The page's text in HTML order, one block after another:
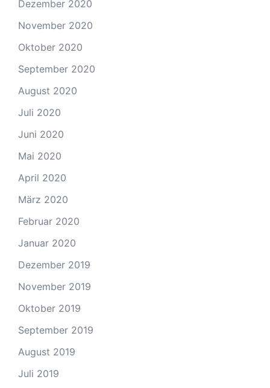
Dezember 2020
November 2020
Oktober 2020
September 2020
August 2020
Juli 2020
Juni 2020
Mai 2020
April 2020
März 2020
Februar 2020
Januar 2020
Dezember 2019
November 2019
Oktober 2019
September 2019
August 2019
Juli 2019